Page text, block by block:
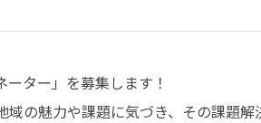
ーター」を募集します！
域の魅力や課題に気づき、その課題